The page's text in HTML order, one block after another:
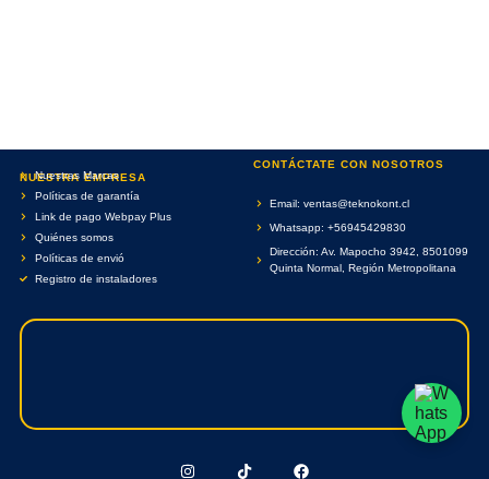
NUESTRA EMPRESA
Nuestras Marcas
Políticas de garantía
Link de pago Webpay Plus
Quiénes somos
Políticas de envió
Registro de instaladores
CONTÁCTATE CON NOSOTROS
Email: ventas@teknokont.cl
Whatsapp: +56945429830
Dirección: Av. Mapocho 3942, 8501099
Quinta Normal, Región Metropolitana